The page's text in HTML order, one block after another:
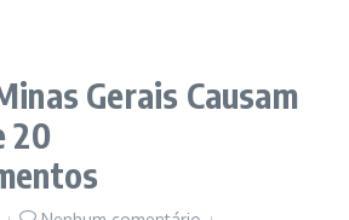
Gerais Causam
20